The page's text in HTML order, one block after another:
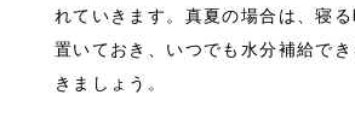
れていきます。真夏の場合は、寝
置いておき、いつでも水分補給で
きましょう。